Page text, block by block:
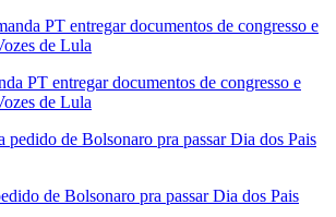
PT entregar documentos de congresso e
de Lula
de Bolsonaro pra passar Dia dos Pais